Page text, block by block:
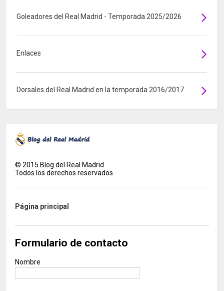
Goleadores del Real Madrid - Temporada 2025/2026
Enlaces
Dorsales del Real Madrid en la temporada 2016/2017
©2015 Blog del Real Madrid
Todos los derechos reservados.
Página principal
Formulario de contacto
Nombre